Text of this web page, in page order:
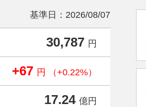
基準日：2026/08/07
30,787 円
+67 円 （+0.22%）
17.24 億円